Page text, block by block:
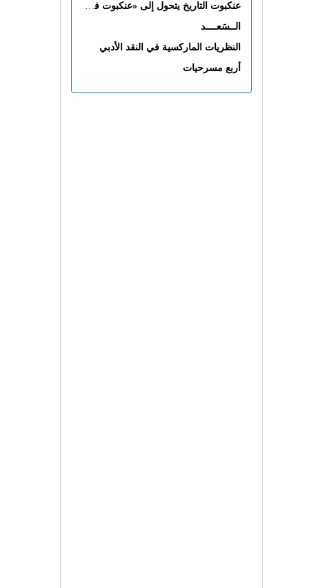
عنكبوت التاريخ يتحول إلى «عنكبوت فى القلب»
الــسَعــــد
النظريات الماركسية في النقد الأدبي
أربع مسرحيات